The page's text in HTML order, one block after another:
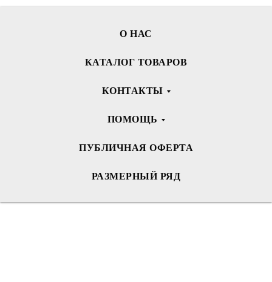
О НАС
КАТАЛОГ ТОВАРОВ
КОНТАКТЫ
ПОМОЩЬ
ПУБЛИЧНАЯ ОФЕРТА
РАЗМЕРНЫЙ РЯД